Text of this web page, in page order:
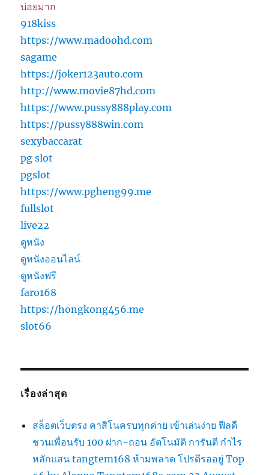
บ่อยมาก
918kiss
https://www.madoohd.com
sagame
https://joker123auto.com
http://www.movie87hd.com
https://www.pussy888play.com
https://pussy888win.com
sexybaccarat
pg slot
pgslot
https://www.pgheng99.me
fullslot
live22
ดูหนัง
ดูหนังออนไลน์
ดูหนังฟรี
faro168
https://hongkong456.me
slot66
เรื่องล่าสุด
สล็อตเว็บตรง คาสิโนครบทุกค่าย เข้าเล่นง่าย ฟีลดี
ชวนเพื่อนรับ 100 ฝาก-ถอน อัตโนมัติ การันตี กำไร
หลักแสน tangtem168 ห้ามพลาด โปรดีรออยู่ Top